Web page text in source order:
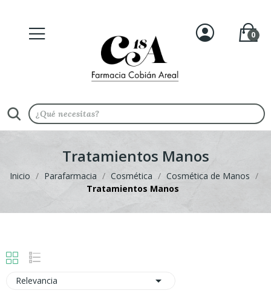
0
Tratamientos Manos
Inicio Parafarmacia Cosmética
Cosmética de Manos
Tratamientos Manos
Relevancia 